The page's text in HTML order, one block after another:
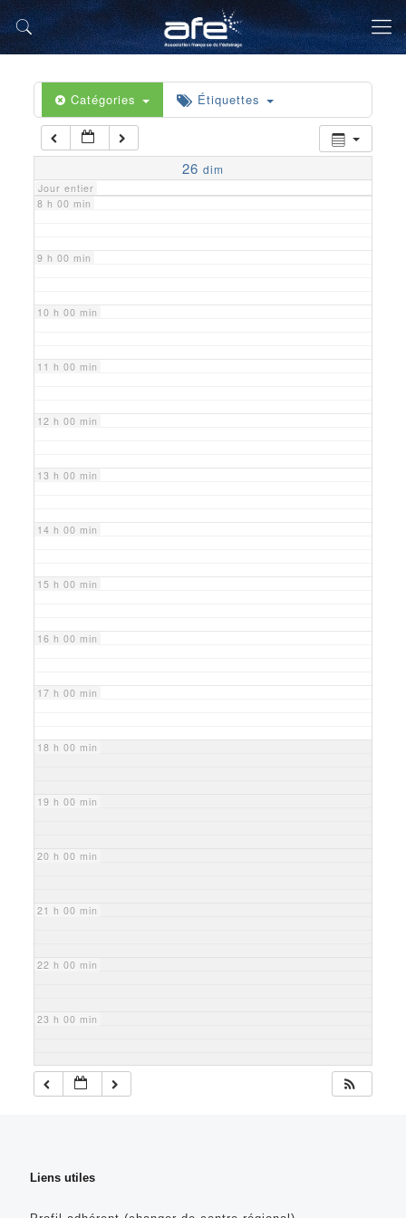
Catégories Étiquettes
26 dim
Jour entier
5 h 00 min
6 h 00 min
7 h 00 min
8 h 00 min
9 h 00 min
10 h 00 min
11 h 00 min
12 h 00 min
13 h 00 min
14 h 00 min
15 h 00 min
16 h 00 min
17 h 00 min
18 h 00 min
19 h 00 min
20 h 00 min
21 h 00 min
22 h 00 min
23 h 00 min
Liens utiles